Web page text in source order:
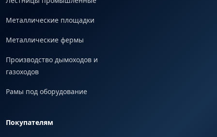
Металлические площадки
Металлические фермы
Производство дымоходов и
газоходов
Рамы под оборудование
Покупателям